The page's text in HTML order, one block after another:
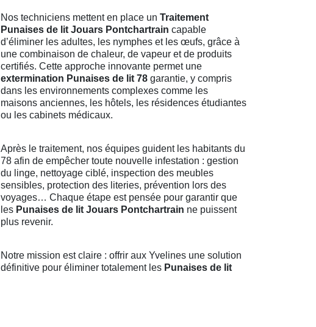
Nos techniciens mettent en place un Traitement
Punaises de lit Jouars Pontchartrain capable
d’éliminer les adultes, les nymphes et les œufs, grâce à
une combinaison de chaleur, de vapeur et de produits
certifiés. Cette approche innovante permet une
extermination Punaises de lit 78 garantie, y compris
dans les environnements complexes comme les
maisons anciennes, les hôtels, les résidences étudiantes
ou les cabinets médicaux.
Après le traitement, nos équipes guident les habitants du
78 afin de empêcher toute nouvelle infestation : gestion
du linge, nettoyage ciblé, inspection des meubles
sensibles, protection des literies, prévention lors des
voyages… Chaque étape est pensée pour garantir que
les Punaises de lit Jouars Pontchartrain ne puissent
plus revenir.
Notre mission est claire : offrir aux Yvelines une solution
définitive pour éliminer totalement les Punaises de lit